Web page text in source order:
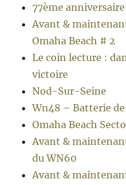
77ème
Avant &
Omaha Beach # 2
Le coin lecture :
victoire
Nod-Sur-Seine
Wn48 – Batterie
Omaha Beach
Avant &
du WN60
Avant &